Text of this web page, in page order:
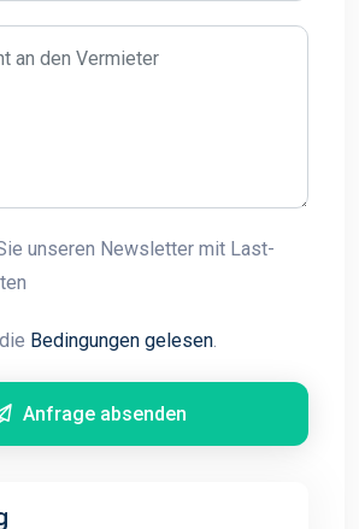
unseren Newsletter mit Last-
Bedingungen gelesen.
Anfrage absenden